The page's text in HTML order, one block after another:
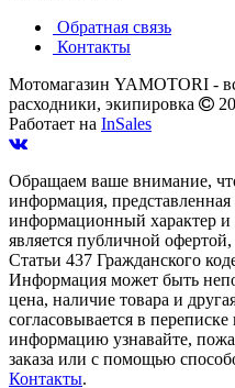
Обратная связь
Контакты
Мотомагазин YAMOTORI -
расходники, экипировка
Работает на InSales
Обращаем ваше внимание,
информация,
информационный характер и
является публичной
Статьи 437 Гражданского
Информация может быть
цена, наличие товара и
согласовывается в
информацию узнавайте,
заказа или с помощью
Контакты.